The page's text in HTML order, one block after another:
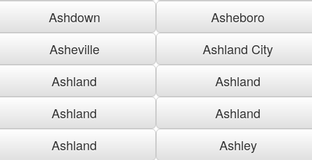
Ashdown
Asheboro
Asheville
Ashland City
Ashland
Ashland
Ashland
Ashland
Ashland
Ashley